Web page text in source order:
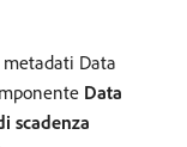
Data
Data
scadenza